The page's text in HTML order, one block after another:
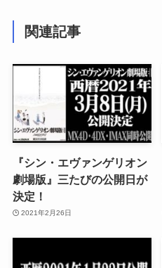
関連記事
『シン・エヴァンゲリオン
劇場版』三たびの公開日が
決定！
2021年2月26日